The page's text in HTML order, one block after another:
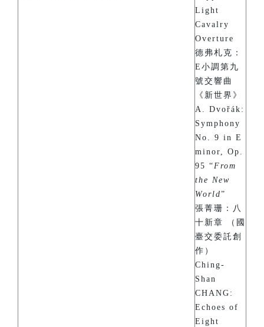
Light
Cavalry
Overture
德弗札克：
E小調第九
號交響曲
《新世界》
A. Dvořák:
Symphony
No. 9 in E
minor, Op.
95 “From
the New
World”
張菁珊：八
十新章 （國
臺交委託創
作）
Ching-
Shan
CHANG:
Echoes of
Eight